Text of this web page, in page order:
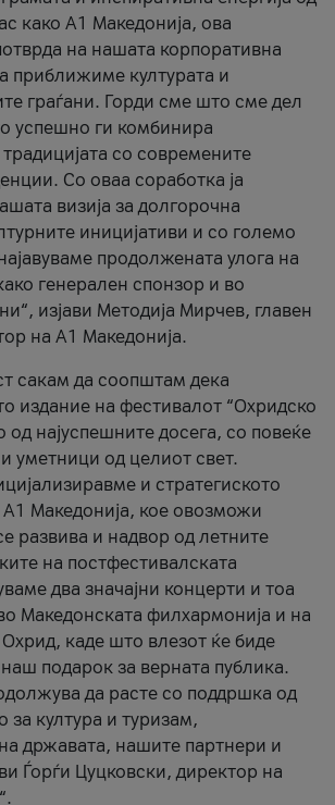
како A1 Македонија, ова
на нашата корпоративна
приближиме културата и
граѓани. Горди сме што сме дел
успешно ги комбинира
со современите
Со оваа соработка ја
визија за долгорочна
иницијативи и со големо
продолжената улога на
генерален спонзор и во
изјави Методија Мирчев, главен
на A1 Македонија.
сакам да соопштам дека
издание на фестивалот “Охридско
од најуспешните досега, со повеќе
уметници од целиот свет.
и стратегиското
А1 Македонија, кое овозможи
развива и надвор од летните
на постфестивалската
два значајни концерти и тоа
Македонската филхармонија и на
каде што влезот ќе биде
подарок за верната публика.
да расте со поддршка од
за култура и туризам,
државата, нашите партнери и
Ѓорѓи Цуцковски, директор на